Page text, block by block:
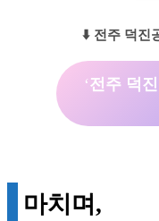
⬇️ 전주 덕진
‘전주 덕
마치며,